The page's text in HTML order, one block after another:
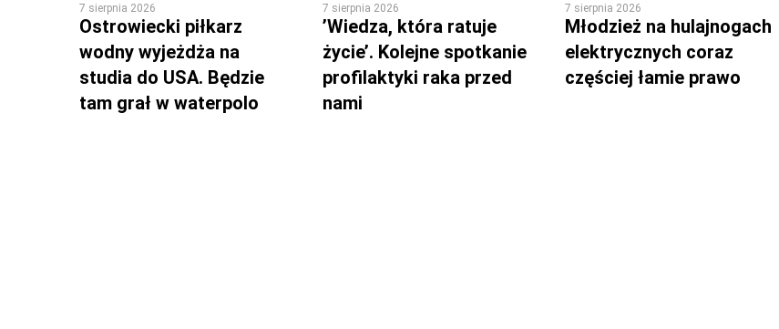
7 sierpnia 2026
Ostrowiecki piłkarz
wodny wyjeżdża na
studia do USA. Będzie
tam grał w waterpolo
7 sierpnia 2026
’Wiedza, która ratuje
życie’. Kolejne spotkanie
profilaktyki raka przed
nami
7 sierpnia 2026
Młodzież na hulajnogach
elektrycznych coraz
częściej łamie prawo